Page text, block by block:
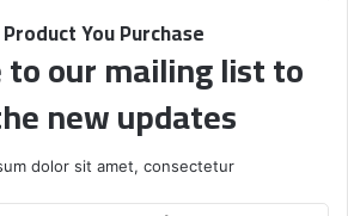
You Purchase
to our mailing list to
new updates!
dolor sit amet, consectetur.